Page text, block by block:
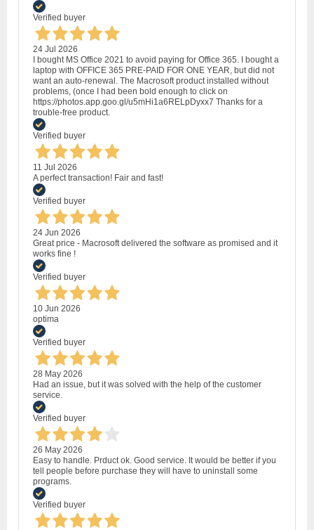
Verified buyer
24 Jul 2026
I bought MS Office 2021 to avoid paying for Office 365. I bought a
laptop with OFFICE 365 PRE-PAID FOR ONE YEAR, but did not
want an auto-renewal. The Macrosoft product installed without
problems, (once I had been bold enough to click on
https://photos.app.goo.gl/u5mHi1a6RELpDyxx7 Thanks for a
trouble-free product.
Verified buyer
11 Jul 2026
A perfect transaction! Fair and fast!
Verified buyer
24 Jun 2026
Great price - Macrosoft delivered the software as promised and it
works fine !
Verified buyer
10 Jun 2026
optima
Verified buyer
28 May 2026
Had an issue, but it was solved with the help of the customer
service.
Verified buyer
26 May 2026
Easy to handle. Prduct ok. Good service. It would be better if you
tell people before purchase they will have to uninstall some
programs.
Verified buyer